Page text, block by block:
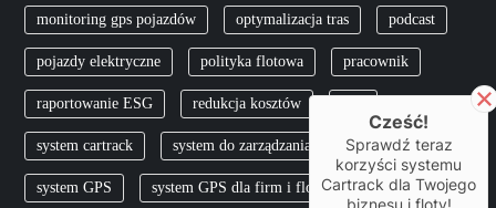
monitoring gps pojazdów optymalizacja tras podcast
pojazdy elektryczne polityka flotowa pracownik
raportowanie ESG redukcja kosztów
system cartrack system do zarządzania flotą
system GPS system GPS dla firm i flot
Cześć!
Sprawdź teraz
korzyści systemu
Cartrack dla Twojego
biznesu i floty!